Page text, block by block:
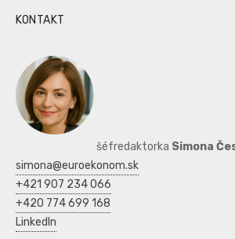
KONTAKT
šéfredaktorka Simona
simona@euroekonom.sk
+421 907 234 066
+420 774 699 168
LinkedIn